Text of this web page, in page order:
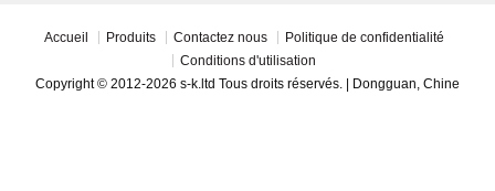
Accueil Produits Contactez nous
Politique de confidentialité
Conditions d'utilisation
Copyright © 2012-2026 s-k.ltd Tous droits réservés. | Dongguan, Chine